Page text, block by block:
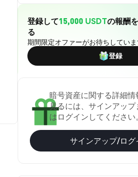
登録して15,000 USDTの報酬
る
期間限定オファーがお待ちしていま
登録
暗号資産に関する詳細情
見るには、サインアップ
はログインしてください。
サインアップ/ログ